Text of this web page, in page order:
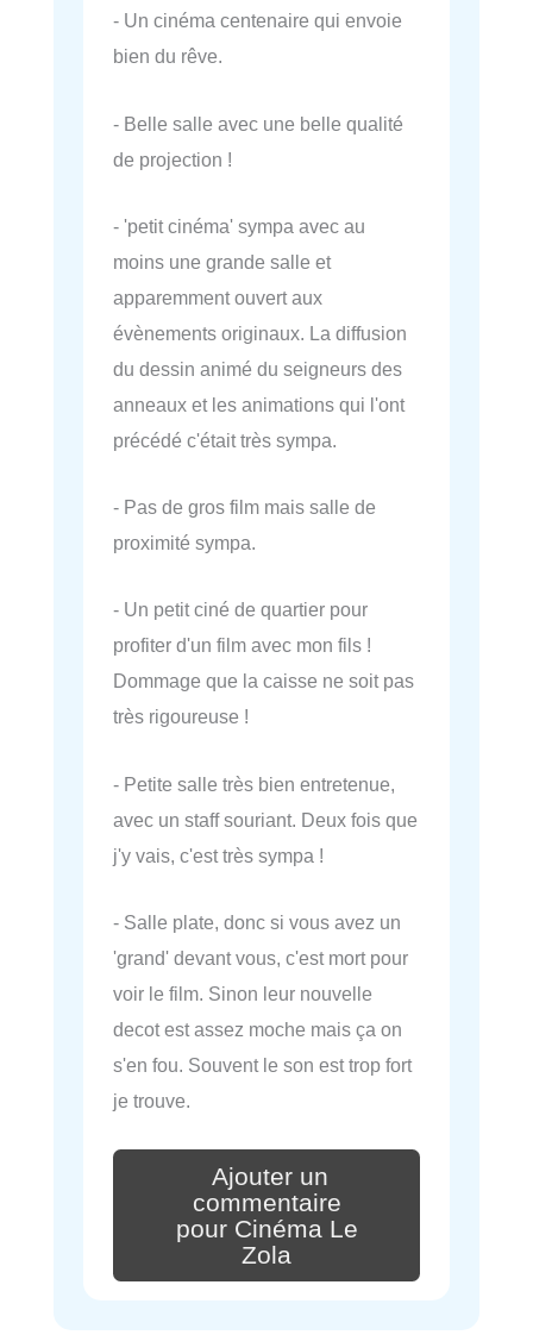
- Un cinéma centenaire qui envoie
bien du rêve.
- Belle salle avec une belle qualité
de projection !
- 'petit cinéma' sympa avec au
moins une grande salle et
apparemment ouvert aux
évènements originaux. La diffusion
du dessin animé du seigneurs des
anneaux et les animations qui l'ont
précédé c'était très sympa.
- Pas de gros film mais salle de
proximité sympa.
- Un petit ciné de quartier pour
profiter d'un film avec mon fils !
Dommage que la caisse ne soit pas
très rigoureuse !
- Petite salle très bien entretenue,
avec un staff souriant. Deux fois que
j'y vais, c'est très sympa !
- Salle plate, donc si vous avez un
'grand' devant vous, c'est mort pour
voir le film. Sinon leur nouvelle
decot est assez moche mais ça on
s'en fou. Souvent le son est trop fort
je trouve.
Ajouter un
commentaire
pour Cinéma Le
Zola